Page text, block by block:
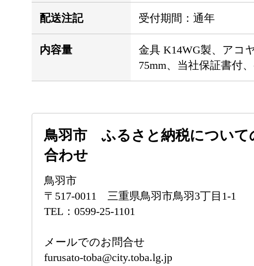
配送注記 受付期間：通年
内容量
金具 K14WG製、アコ
75mm、当社保証書付
鳥羽市 ふるさと納税について
合わせ
鳥羽市
〒517-0011 三重県鳥羽市鳥羽3丁目1-1
TEL：0599-25-1101
メールでのお問合せ
furusato-toba@city.toba.lg.jp